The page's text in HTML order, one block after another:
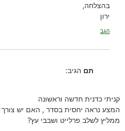
בהצלחה,
ירון
הגב
תם הגיב:
קניתי כדנית חדשה וראשונה
המצע נראה יחסית בסדר , האם יש
ממליץ לשלב פרלייט ושבבי עץ?